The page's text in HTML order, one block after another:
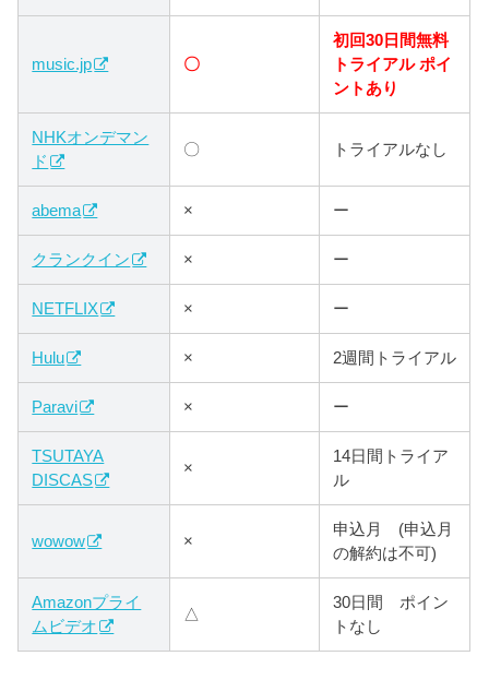
music.jp 〇
初回30日間無料
トライアル ポイ
ントあり
NHKオンデマン
ド
〇 トライアルなし
abema × ー
クランクイン × ー
NETFLIX × ー
Hulu × 2週間トライアル
Paravi × ー
TSUTAYA
DISCAS
×
14日間トライア
ル
wowow ×
申込月 (申込月
の解約は不可)
Amazonプライ
ムビデオ
△
30日間 ポイン
トなし